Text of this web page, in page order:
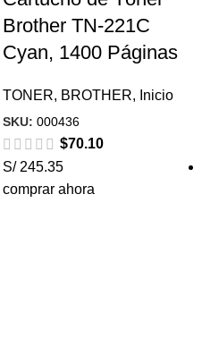
Brother TN-221C
Cyan, 1400 Páginas
TONER, BROTHER, Inicio
SKU: 000436
$70.10
S/ 245.35
comprar ahora